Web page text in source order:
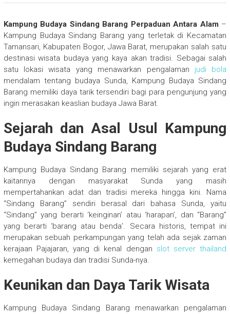
Kampung Budaya Sindang Barang Perpaduan Antara Alam –
Kampung Budaya Sindang Barang yang terletak di Kecamatan
Tamansari, Kabupaten Bogor, Jawa Barat, merupakan salah satu
destinasi wisata budaya yang kaya akan tradisi. Sebagai salah
satu lokasi wisata yang menawarkan pengalaman judi bola
mendalam tentang budaya Sunda, Kampung Budaya Sindang
Barang memiliki daya tarik tersendiri bagi para pengunjung yang
ingin merasakan keaslian budaya Jawa Barat.
Sejarah dan Asal Usul Kampung
Budaya Sindang Barang
Kampung Budaya Sindang Barang memiliki sejarah yang erat
kaitannya dengan masyarakat Sunda yang masih
mempertahankan adat dan tradisi mereka hingga kini. Nama
“Sindang Barang” sendiri berasal dari bahasa Sunda, yaitu
“Sindang” yang berarti ‘keinginan’ atau ‘harapan’, dan “Barang”
yang berarti ‘barang atau benda’. Secara historis, tempat ini
merupakan sebuah perkampungan yang telah ada sejak zaman
kerajaan Pajajaran, yang di kenal dengan slot server thailand
kemegahan budaya dan tradisi Sunda-nya.
Keunikan dan Daya Tarik Wisata
Kampung Budaya Sindang Barang menawarkan pengalaman